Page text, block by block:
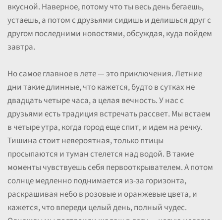
вкусной. Наверное, потому что ты весь день бегаешь,
устаешь, а потом с друзьями сидишь и делишься друг с
другом последними новостями, обсуждая, куда пойдем
завтра.
Но самое главное в лете — это приключения. Летние
дни такие длинные, что кажется, будто в сутках не
двадцать четыре часа, а целая вечность. У нас с
друзьями есть традиция встречать рассвет. Мы встаем
в четыре утра, когда город еще спит, и идем на речку.
Тишина стоит невероятная, только птицы
просыпаются и туман стелется над водой. В такие
моменты чувствуешь себя первооткрывателем. А потом
солнце медленно поднимается из-за горизонта,
раскрашивая небо в розовые и оранжевые цвета, и
кажется, что впереди целый день, полный чудес.